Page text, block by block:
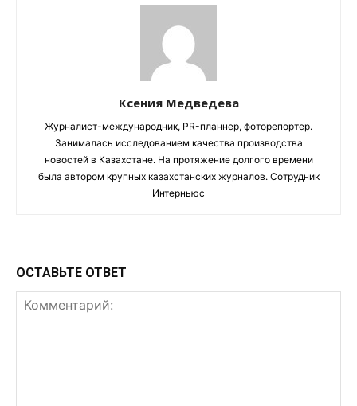
Ксения Медведева
Журналист-международник, PR-планнер, фоторепортер.
Занималась исследованием качества производства
новостей в Казахстане. На протяжение долгого времени
была автором крупных казахстанских журналов. Сотрудник
Интерньюс
ОСТАВЬТЕ ОТВЕТ